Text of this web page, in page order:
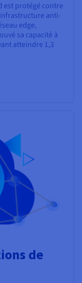
est protégé contre
anti-
edge,
sa capacité à
atteindre 1,3
de